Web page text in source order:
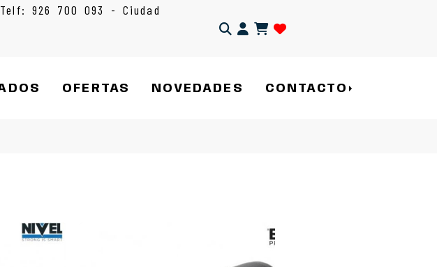
926 700 093 - Ciudad
Identifícate
OFERTAS NOVEDADES CONTACTO